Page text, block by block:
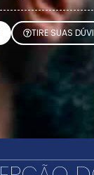
TIRE SUAS